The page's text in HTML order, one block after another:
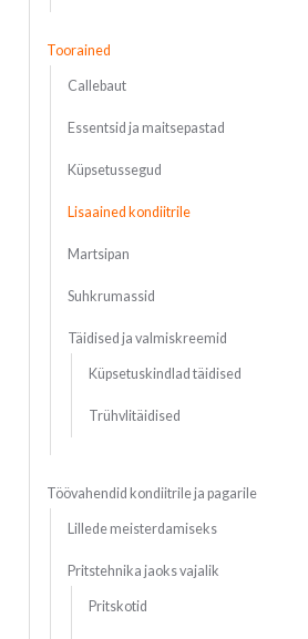
Toorained
Callebaut
Essentsid ja maitsepastad
Küpsetussegud
Lisaained kondiitrile
Martsipan
Suhkrumassid
Täidised ja valmiskreemid
Küpsetuskindlad täidised
Trühvlitäidised
Töövahendid kondiitrile ja pagarile
Lillede meisterdamiseks
Pritstehnika jaoks vajalik
Pritskotid